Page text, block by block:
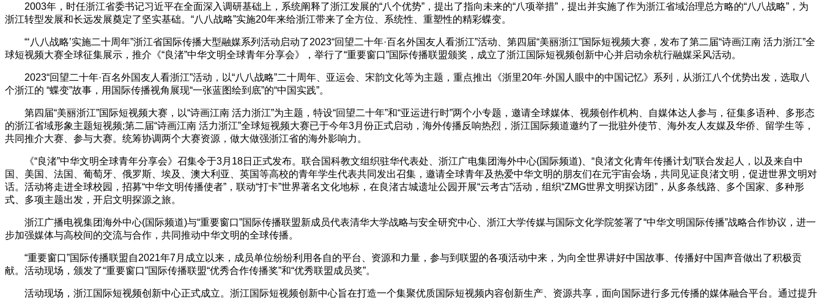
2003年，时任浙江省委书记习近平在全面深入调研基础上，系统阐释了浙江发展的“八个优势”，提出了指向未来的“八项举措”，提出并实施了作为浙江省域治理总方略的“八八战略”，为
浙江转型发展和长远发展奠定了坚实基础。“八八战略”实施20年来给浙江带来了全方位、系统性、重塑性的精彩蝶变。
“‘八八战略’实施二十周年”浙江省国际传播大型融媒系列活动启动了2023“回望二十年·百名外国友人看浙江”活动、第四届“美丽浙江”国际短视频大赛，发布了第二届“诗画江南 活力浙江”全
球短视频大赛全球征集展示，推介《“良渚”中华文明全球青年分享会》，举行了“重要窗口”国际传播联盟颁奖，成立了浙江国际短视频创新中心并启动余杭行融媒采风活动。
2023“回望二十年·百名外国友人看浙江”活动，以“八八战略”二十周年、亚运会、宋韵文化等为主题，重点推出《浙里20年·外国人眼中的中国记忆》系列，从浙江八个优势出发，选取八
个浙江的 “蝶变”故事，用国际传播视角展现“一张蓝图绘到底”的“中国实践”。
第四届“美丽浙江”国际短视频大赛，以“诗画江南 活力浙江”为主题，特设“回望二十年”和“亚运进行时”两个小专题，邀请全球媒体、视频创作机构、自媒体达人参与，征集多语种、多形态
的浙江省域形象主题短视频;第二届“诗画江南 活力浙江”全球短视频大赛已于今年3月份正式启动，海外传播反响热烈，浙江国际频道邀约了一批驻外使节、海外友人友媒及华侨、留学生等，
共同推介大赛、参与大赛。统筹协调两个大赛资源，做大做强浙江省的海外影响力。
《“良渚”中华文明全球青年分享会》召集令于3月18日正式发布。联合国科教文组织驻华代表处、浙江广电集团海外中心(国际频道)、“良渚文化青年传播计划”联合发起人，以及来自中
国、美国、法国、葡萄牙、俄罗斯、埃及、澳大利亚、英国等高校的青年学生代表共同发出召集，邀请全球青年及热爱中华文明的朋友们在元宇宙会场，共同见证良渚文明，促进世界文明对
话。活动将走进全球校园，招募“中华文明传播使者”，联动“打卡”世界著名文化地标，在良渚古城遗址公园开展“云考古”活动，组织“ZMG世界文明探访团”，从多条线路、多个国家、多种形
式、多项主题出发，开启文明探源之旅。
浙江广播电视集团海外中心(国际频道)与“重要窗口”国际传播联盟新成员代表清华大学战略与安全研究中心、浙江大学传媒与国际文化学院签署了“中华文明国际传播”战略合作协议，进一
步加强媒体与高校间的交流与合作，共同推动中华文明的全球传播。
“重要窗口”国际传播联盟自2021年7月成立以来，成员单位纷纷利用各自的平台、资源和力量，参与到联盟的各项活动中来，为向全世界讲好中国故事、传播好中国声音做出了积极贡
献。活动现场，颁发了“重要窗口”国际传播联盟“优秀合作传播奖”和“优秀联盟成员奖”。
活动现场，浙江国际短视频创新中心正式成立。浙江国际短视频创新中心旨在打造一个集聚优质国际短视频内容创新生产、资源共享，面向国际进行多元传播的媒体融合平台。通过提升